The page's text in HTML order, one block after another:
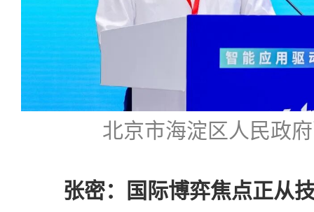
北京市海淀区人民政
张密：国际博弈焦点正从